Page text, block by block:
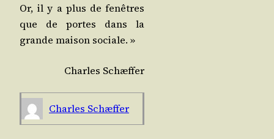
Or, il y a plus de fenêtres
que de portes dans la
grande mai­son sociale. »
Charles Schæf­fer
Charles Schæf­fer